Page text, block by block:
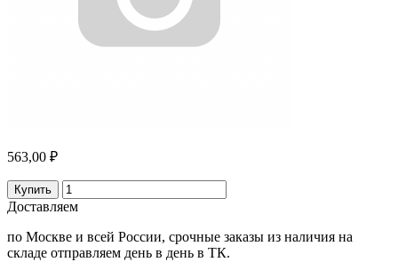
563,00 ₽
Купить
Доставляем
по Москве и всей России, срочные заказы из наличия на
складе отправляем день в день в ТК.